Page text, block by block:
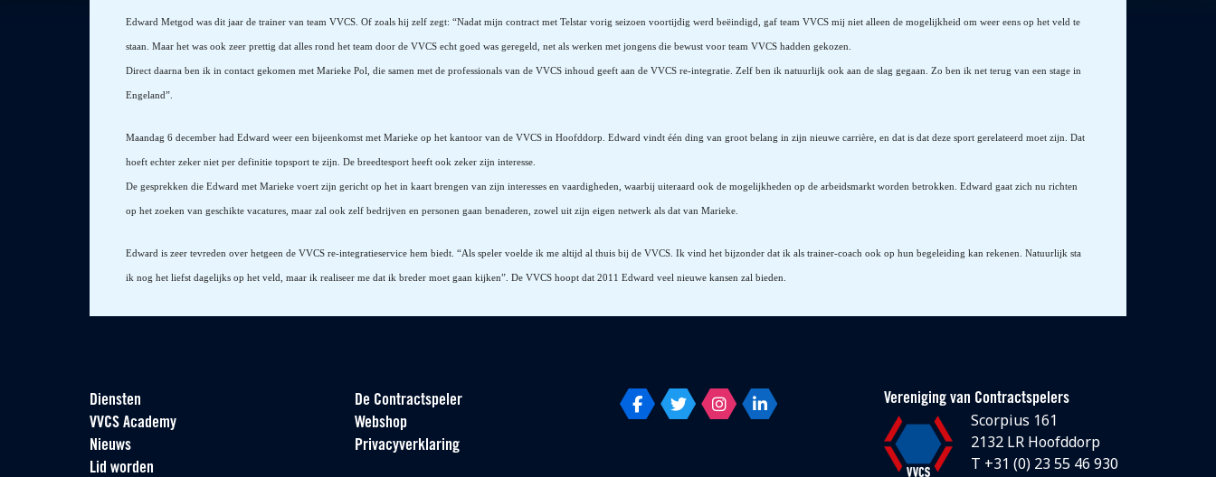
Edward Metgod was dit jaar de trainer van team VVCS. Of zoals hij zelf zegt: “Nadat mijn contract met Telstar vorig seizoen voortijdig werd beëindigd, gaf team VVCS mij niet alleen de mogelijkheid om weer eens op het veld te
staan. Maar het was ook zeer prettig dat alles rond het team door de VVCS echt goed was geregeld, net als werken met jongens die bewust voor team VVCS hadden gekozen.
Direct daarna ben ik in contact gekomen met Marieke Pol, die samen met de professionals van de VVCS inhoud geeft aan de VVCS re-integratie. Zelf ben ik natuurlijk ook aan de slag gegaan. Zo ben ik net terug van een stage in
Engeland”.
Maandag 6 december had Edward weer een bijeenkomst met Marieke op het kantoor van de VVCS in Hoofddorp. Edward vindt één ding van groot belang in zijn nieuwe carrière, en dat is dat deze sport gerelateerd moet zijn. Dat
hoeft echter zeker niet per definitie topsport te zijn. De breedtesport heeft ook zeker zijn interesse.
De gesprekken die Edward met Marieke voert zijn gericht op het in kaart brengen van zijn interesses en vaardigheden, waarbij uiteraard ook de mogelijkheden op de arbeidsmarkt worden betrokken. Edward gaat zich nu richten
op het zoeken van geschikte vacatures, maar zal ook zelf bedrijven en personen gaan benaderen, zowel uit zijn eigen netwerk als dat van Marieke.
Edward is zeer tevreden over hetgeen de VVCS re-integratieservice hem biedt. “Als speler voelde ik me altijd al thuis bij de VVCS. Ik vind het bijzonder dat ik als trainer-coach ook op hun begeleiding kan rekenen. Natuurlijk sta
ik nog het liefst dagelijks op het veld, maar ik realiseer me dat ik breder moet gaan kijken”. De VVCS hoopt dat 2011 Edward veel nieuwe kansen zal bieden.
Diensten
VVCS Academy
Nieuws
Lid worden
De Contractspeler
Webshop
Privacyverklaring
Vereniging van Contractspelers
Scorpius 161
2132 LR Hoofddorp
T +31 (0) 23 55 46 930